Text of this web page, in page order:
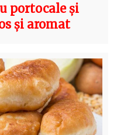
portocale și
și aromat